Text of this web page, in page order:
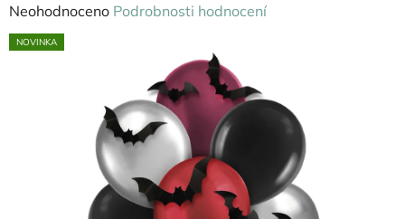
Průměrné
hodnocení
Neohodnoceno Podrobnosti hodnocení
NOVINKA